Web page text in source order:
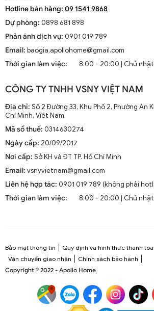
Hotline bán hàng: 09 1541 9868
Dự phòng: 0898 681 898
Phản ánh dịch vụ: 0901 019 789
Email: baogia.apollohome@gmail.com
Thời gian làm việc:
8:00 - 20:00 | Chủ
CÔNG TY TNHH VSNY VIỆT NAM
Địa chỉ: Số 2 Đường 33, Khu Phố 2, Phường An
Chí Minh, Việt Nam.
Mã số thuế: 0314630274
Ngày cấp: 20/09/2017
Nơi cấp: Sở KH và ĐT TP. Hồ Chí Minh
Email: vsnyvietnam@gmail.com
Liên hệ hợp tác: 0901 019 789 (không phải
Thời gian làm việc:
8:00 - 20:00 | Chủ
Bảo mật thông tin
Quy định và hình thức thanh
Vận chuyển giao nhận
Chính sách bảo hành
Copyright © 2022 - Apollo Home